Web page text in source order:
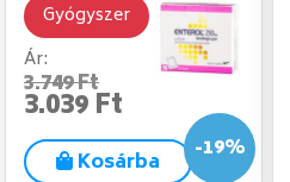
Gyógyszer
Ár:
3.749 Ft
3.039 Ft
Kosárba -19%